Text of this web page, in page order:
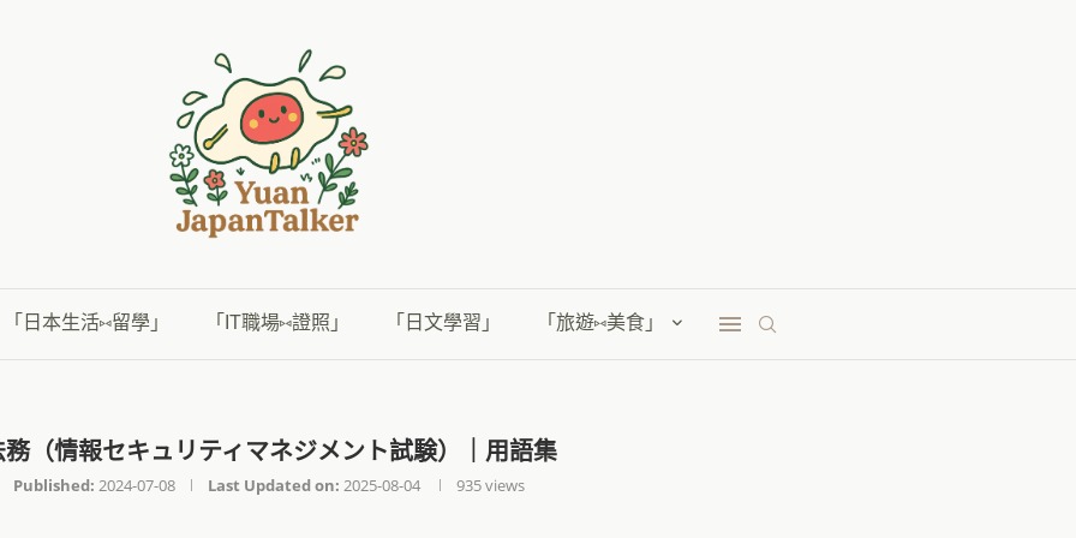
「日本生活⑅留學」 「IT職場⑅證照」 「日文學習」 「旅遊⑅美食」
務（情報セキュリティマネジメント試験）｜用語集
Published: 2024-07-08 Last Updated on: 2025-08-04 935views